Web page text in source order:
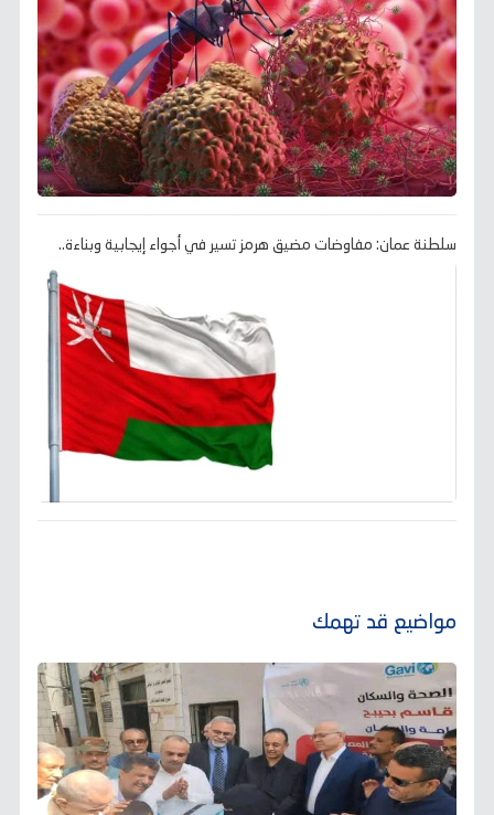
سلطنة عمان: مفاوضات مضيق هرمز تسير في أجواء إيجابية وبناءة..
مواضيع قد تهمك